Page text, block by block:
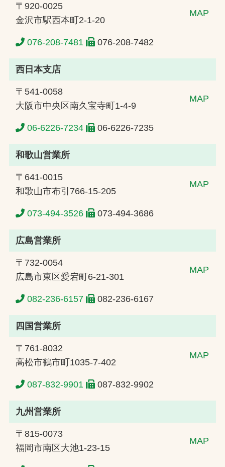
〒920-0025
金沢市駅西本町2-1-20
MAP
076-208-7481 076-208-7482
西日本支店
〒541-0058
大阪市中央区南久宝寺町1-4-9
MAP
06-6226-7234 06-6226-7235
和歌山営業所
〒641-0015
和歌山市布引766-15-205
MAP
073-494-3526 073-494-3686
広島営業所
〒732-0054
広島市東区愛宕町6-21-301
MAP
082-236-6157 082-236-6167
四国営業所
〒761-8032
高松市鶴市町1035-7-402
MAP
087-832-9901 087-832-9902
九州営業所
〒815-0073
福岡市南区大池1-23-15
MAP